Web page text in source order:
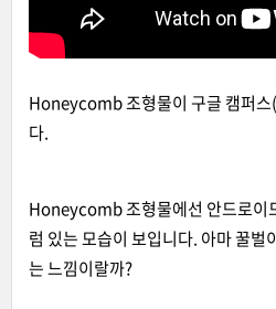
Honeycomb 조형물이 구글 캠퍼스
다.
Honeycomb 조형물에선 안드로이
럼 있는 모습이 보입니다. 아마 꿀벌
는 느낌이랄까?